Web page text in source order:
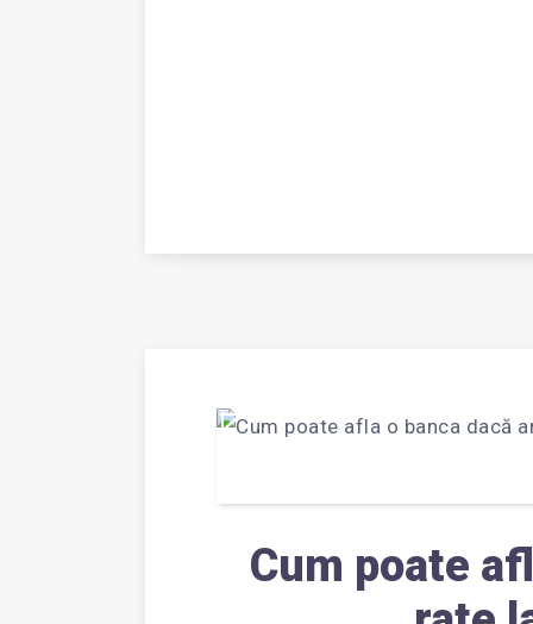
Cum poate